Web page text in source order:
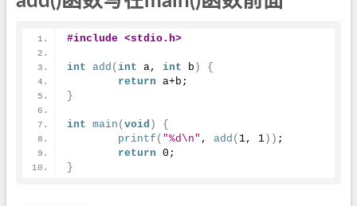
#include <stdio.h>
int add ( int a, int b )
{
return a+b;
}
int main ( void )
{
printf ( "%d\n" , add ( 1, 1 ) ) ;
return 0 ;
}